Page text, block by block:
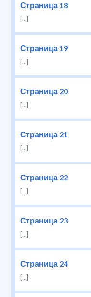
Страница 18
[...]
Страница 19
[...]
Страница 20
[...]
Страница 21
[...]
Страница 22
[...]
Страница 23
[...]
Страница 24
[...]